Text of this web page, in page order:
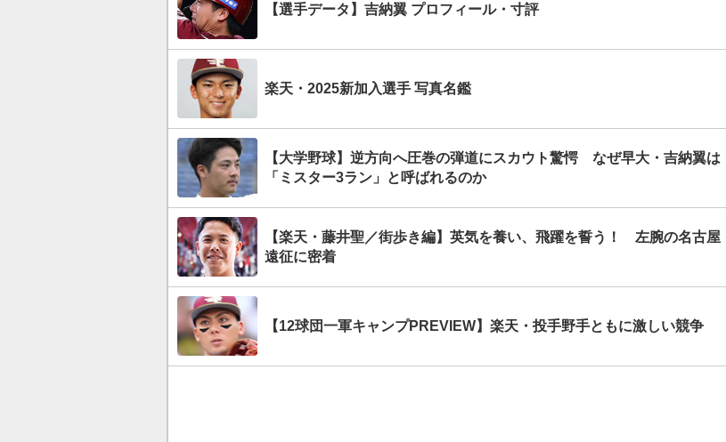
【選手データ】吉納翼 プロフィール・寸評
楽天・2025新加入選手 写真名鑑
【大学野球】逆方向へ圧巻の弾道にスカウト驚愕 なぜ早大・吉納翼は
「ミスター3ラン」と呼ばれるのか
【楽天・藤井聖／街歩き編】英気を養い、飛躍を誓う！ 左腕の名古屋
遠征に密着
【12球団一軍キャンプPREVIEW】楽天・投手野手ともに激しい競争